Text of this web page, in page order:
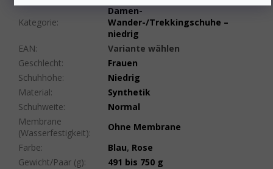
Kategorie:
Damen-
Wander-/Trekkingschuhe –
niedrig
EAN:
Variante wählen
Geschlecht:
Frauen
Schuhhöhe:
Niedrig
Material:
Synthetik
Schuhweite:
Normal
Membrane
(Wasserfestigkeit):
Ohne Membrane
Farbe: Blau, Rose
Gewicht/Paar (g):
491 bis 750 g